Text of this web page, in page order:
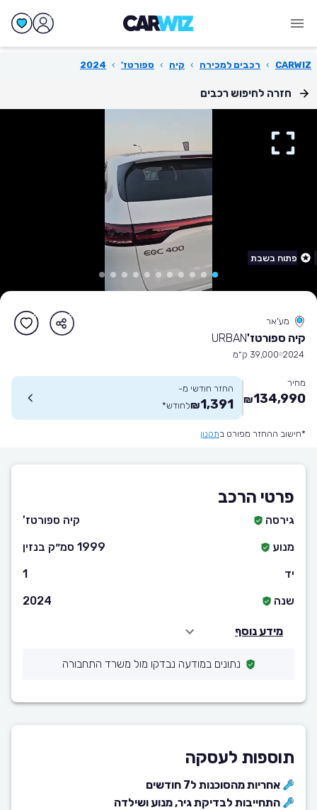
CARWIZ
› רכבים למכירה › קיה › ספורטז' ›
2024
חזרה לחיפוש רכבים
פתוח בשבת
מע'אר
קיה ספורטז'URBAN
2024 39,000 ק״מ
מחיר
134,990
₪
החזר חודשי מ-
1,391
₪לחודש*
*חישוב ההחזר מפורט בתקנון
פרטי הרכב
גירסה
קיה ספורטז'
מנוע
1999 סמ״ק בנזין
יד
1
שנה
2024
מידע נוסף
נתונים במודעה נבדקו מול משרד התחבורה
תוספות לעסקה
אחריות מהסוכנות ל7 חודשים
התחייבות לבדיקת גיר, מנוע ושילדה